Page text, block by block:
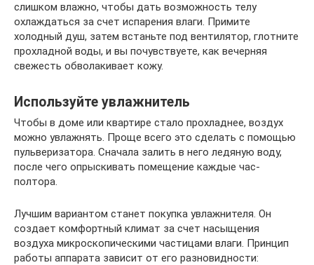
слишком влажно, чтобы дать возможность телу
охлаждаться за счет испарения влаги. Примите
холодный душ, затем встаньте под вентилятор, глотните
прохладной воды, и вы почувствуете, как вечерняя
свежесть обволакивает кожу.
Используйте увлажнитель
Чтобы в доме или квартире стало прохладнее, воздух
можно увлажнять. Проще всего это сделать с помощью
пульверизатора. Сначала залить в него ледяную воду,
после чего опрыскивать помещение каждые час-
полтора.
Лучшим вариантом станет покупка увлажнителя. Он
создает комфортный климат за счет насыщения
воздуха микроскопическими частицами влаги. Принцип
работы аппарата зависит от его разновидности: